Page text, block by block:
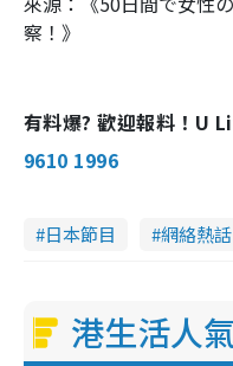
察！》
有料爆? 歡迎報料！U
9610 1996
日本節目 網絡熱話
港生活人